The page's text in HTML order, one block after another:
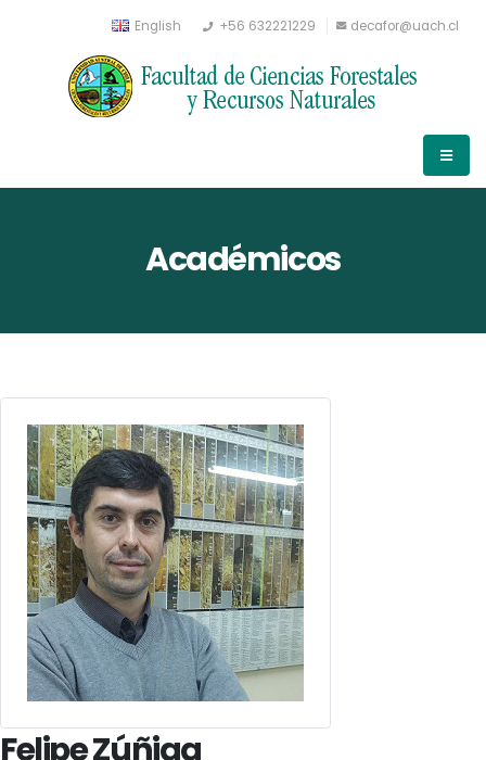
English +56 632221229 decafor@uach.cl
Académicos
Felipe Zúñiga